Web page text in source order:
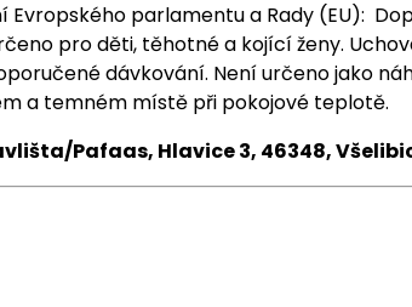
Evropského parlamentu a Rady (EU):
pro děti, těhotné a kojící ženy.
dávkování. Není určeno jako
a temném místě při pokojové teplotě.
Pafaas, Hlavice 3, 46348,